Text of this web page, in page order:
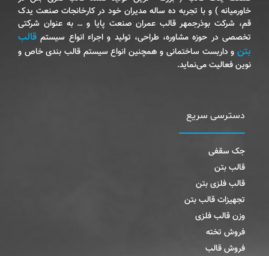
خاورمیانه ) و با تجربه ده ساله مدیران خود در کارخانجات صنعت یدک
قم‌، شرکت بوذرجمهر قالب عمران صنعت پایا و … به عنوان شرکتی
تخصصی در حوزه مشاوره‌، طراحی‌، تولید و اجراء انواع سیستم قالب
بتن و داربست ساختمانی و همچنین انواع سیستم قالب بندی خاص و
نوین فعالیت می‌نماید.
دسترسی سریع
جک سقفی
قالب بتن
قالب فلزی بتن
تجهیزات قالب بتن
وزن قالب فلزی
فروش تخته
فروش قالب